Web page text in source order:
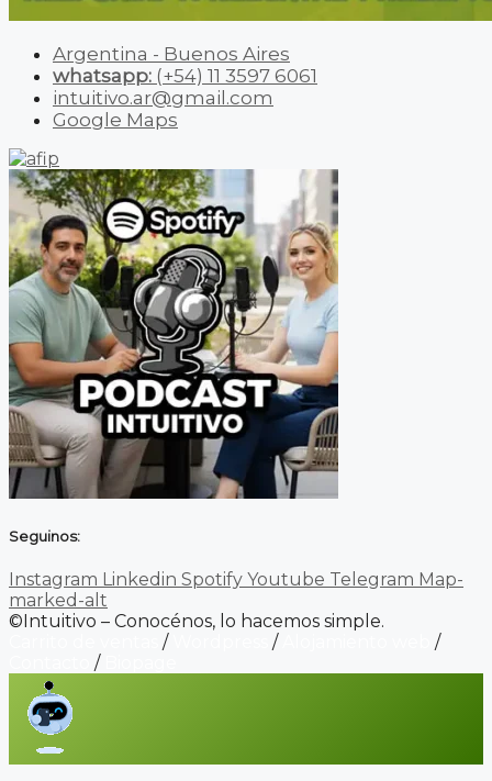
Argentina - Buenos Aires
whatsapp: (+54) 11 3597 6061
intuitivo.ar@gmail.com
Google Maps
Seguinos:
Instagram Linkedin Spotify Youtube Telegram Map-
marked-alt
©Intuitivo – Conocénos, lo hacemos simple.
/ /
/
/